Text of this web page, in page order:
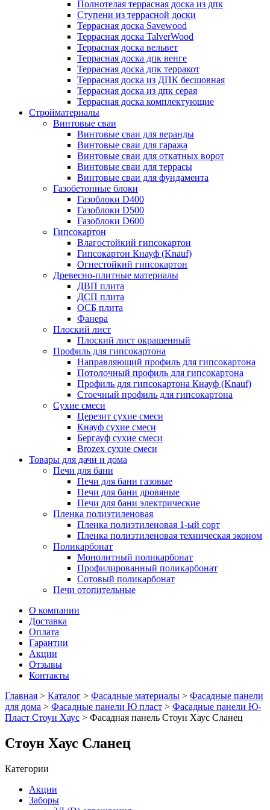
Полнотелая террасная доска из дпк
Ступени из террасной доски
Террасная доска Savewood
Террасная доска TalverWood
Террасная доска вельвет
Террасная доска дпк венге
Террасная доска дпк терракот
Террасная доска из ДПК бесшовная
Террасная доска из дпк серая
Террасная доска комплектующие
Стройматериалы
Винтовые сваи
Винтовые сваи для веранды
Винтовые сваи для гаража
Винтовые сваи для откатных ворот
Винтовые сваи для террасы
Винтовые сваи для фундамента
Газобетонные блоки
Газоблоки D400
Газоблоки D500
Газоблоки D600
Гипсокартон
Влагостойкий гипсокартон
Гипсокартон Кнауф (Knauf)
Огнестойкий гипсокартон
Древесно-плитные материалы
ДВП плита
ДСП плита
ОСБ плита
Фанера
Плоский лист
Плоский лист окрашенный
Профиль для гипсокартона
Направляющий профиль для гипсокартона
Потолочный профиль для гипсокартона
Профиль для гипсокартона Кнауф (Knauf)
Стоечный профиль для гипсокартона
Сухие смеси
Церезит сухие смеси
Кнауф сухие смеси
Бергауф сухие смеси
Brozex сухие смеси
Товары для дачи и дома
Печи для бани
Печи для бани газовые
Печи для бани дровяные
Печи для бани электрические
Пленка полиэтиленовая
Пленка полиэтиленовая 1-ый сорт
Пленка полиэтиленовая техническая эконом
Поликарбонат
Монолитный поликарбонат
Профилированный поликарбонат
Сотовый поликарбонат
Печи отопительные
О компании
Доставка
Оплата
Гарантии
Акции
Отзывы
Контакты
Главная > Каталог > Фасадные материалы > Фасадные панели
для дома > Фасадные панели Ю пласт > Фасадные панели Ю-
Пласт Стоун Хаус > Фасадная панель Стоун Хаус Сланец
Стоун Хаус Сланец
Категории
Акции
Заборы